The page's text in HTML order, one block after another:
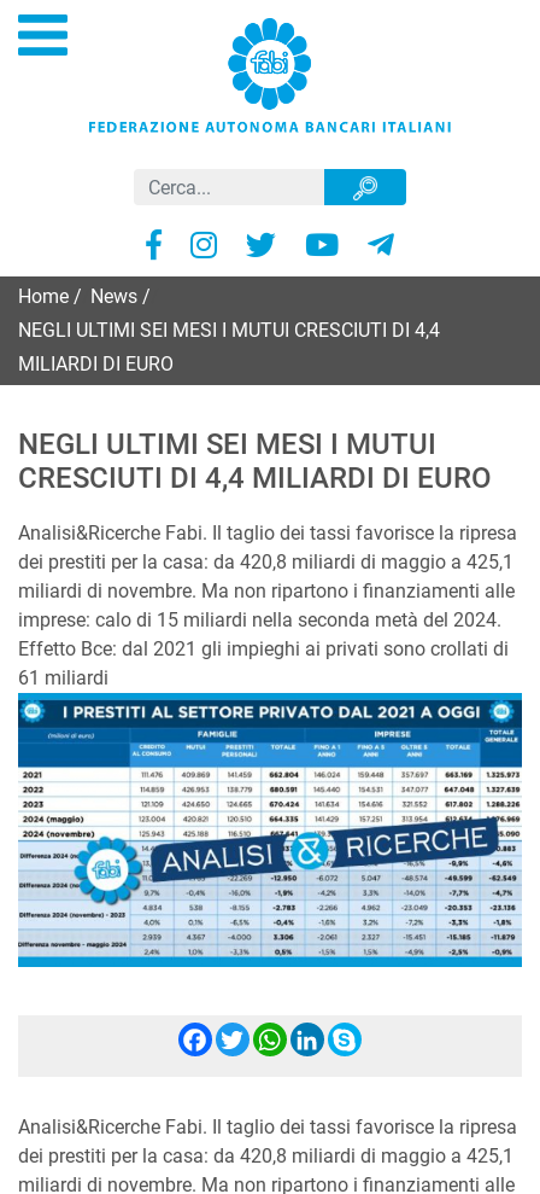
Home News
NEGLI ULTIMI SEI MESI I MUTUI CRESCIUTI DI 4,4
MILIARDI DI EURO
NEGLI ULTIMI SEI MESI I MUTUI
CRESCIUTI DI 4,4 MILIARDI DI EURO
Analisi&Ricerche Fabi. Il taglio dei tassi favorisce la ripresa
dei prestiti per la casa: da 420,8 miliardi di maggio a 425,1
miliardi di novembre. Ma non ripartono i finanziamenti alle
imprese: calo di 15 miliardi nella seconda metà del 2024.
Effetto Bce: dal 2021 gli impieghi ai privati sono crollati di
61 miliardi
Facebook
Twitter
WhatsApp
LinkedIn
Skype
Analisi&Ricerche Fabi. Il taglio dei tassi favorisce la ripresa
dei prestiti per la casa: da 420,8 miliardi di maggio a 425,1
miliardi di novembre. Ma non ripartono i finanziamenti alle